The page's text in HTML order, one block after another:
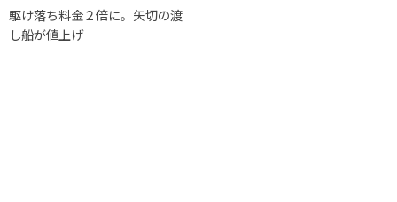
駆け落ち料金２倍に。矢切の渡
し船が値上げ